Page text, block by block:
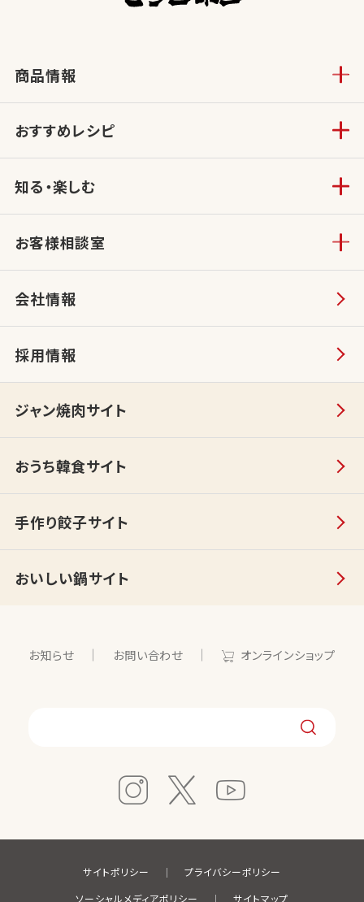
商品情報
おすすめレシピ
知る・楽しむ
お客様相談室
会社情報
採用情報
ジャン焼肉サイト
おうち韓食サイト
手作り餃子サイト
おいしい鍋サイト
お知らせ お問い合わせ オンラインショップ
サイトポリシー
プライバシーポリシー
ソーシャルメディアポリシー
サイトマップ